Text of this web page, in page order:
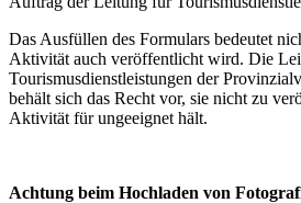
Das Ausfüllen des Formulars bedeutet
Aktivität auch veröffentlicht wird. Die
Tourismusdienstleistungen der
behält sich das Recht vor, sie nicht zu
Aktivität für ungeeignet hält.
Achtung beim Hochladen von